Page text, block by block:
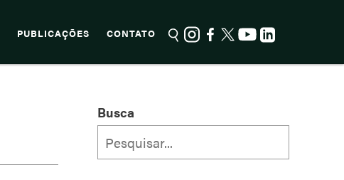
PUBLICAÇÕES CONTATO
Busca